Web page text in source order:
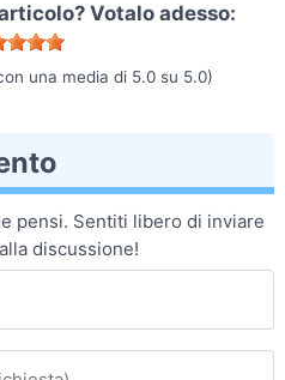
Votalo adesso:
una media di 5.0 su 5.0)
pensi. Sentiti libero di inviare
discussione!